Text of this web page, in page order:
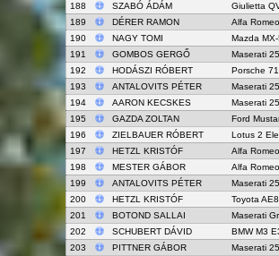
188
SZABÓ ÁDÁM
Giulietta
189
DÉRER RAMON
Alfa
190
NAGY TOMI
Mazda
191
GOMBOS GERGŐ
Maserati
192
HODÁSZI RÓBERT
Porsche
193
ANTALOVITS PÉTER
Maserati
194
AARON KECSKES
Maserati
195
GAZDA ZOLTAN
Ford
196
ZIELBAUER RÓBERT
Lotus 2
197
HETZL KRISTÓF
Alfa
198
MESTER GÁBOR
Alfa
199
ANTALOVITS PÉTER
Maserati
200
HETZL KRISTÓF
Toyota
201
BOTOND SALLAI
Maserati
202
SCHUBERT DÁVID
BMW M3
203
PITTNER GÁBOR
Maserati